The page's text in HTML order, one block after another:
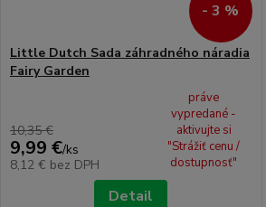
- 3 %
Little Dutch Sada záhradného náradia
Fairy Garden
10,35 €
9,99 €/ks
8,12 € bez DPH
práve
vypredané -
aktivujte si
"Strážiť cenu /
dostupnosť"
Detail